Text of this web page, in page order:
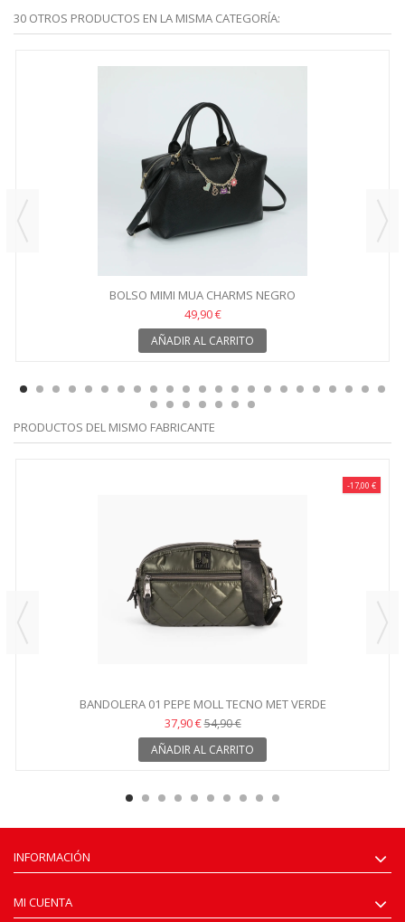
30 OTROS PRODUCTOS EN LA MISMA CATEGORÍA:
BOLSO MIMI MUA CHARMS NEGRO
49,90 €
AÑADIR AL CARRITO
PRODUCTOS DEL MISMO FABRICANTE
-17,00 €
BANDOLERA 01 PEPE MOLL TECNO MET VERDE
37,90 €54,90 €
AÑADIR AL CARRITO
INFORMACIÓN
MI CUENTA